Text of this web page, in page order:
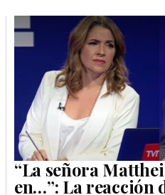
“La señora
en…”: La reacción